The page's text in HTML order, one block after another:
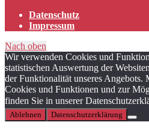
Datenschutz
Impressum
Nach oben
Wir verwenden Cookies und
statistischen Auswertung der
der Funktionalität unseres Angebots.
Cookies und Funktionen und zur
finden Sie in unserer
Ablehnen
Datenschutzerklärung